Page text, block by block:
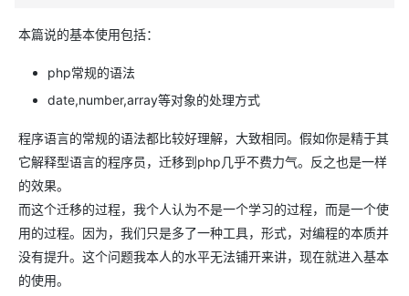
本篇说的基本使用包括：
php常规的语法
date,number,array等对象的处理方式
程序语言的常规的语法都比较好理解，大致相同。假如你是精于其
它解释型语言的程序员，迁移到php几乎不费力气。反之也是一样
的效果。
而这个迁移的过程，我个人认为不是一个学习的过程，而是一个使
用的过程。因为，我们只是多了一种工具，形式，对编程的本质并
没有提升。这个问题我本人的水平无法铺开来讲，现在就进入基本
的使用。